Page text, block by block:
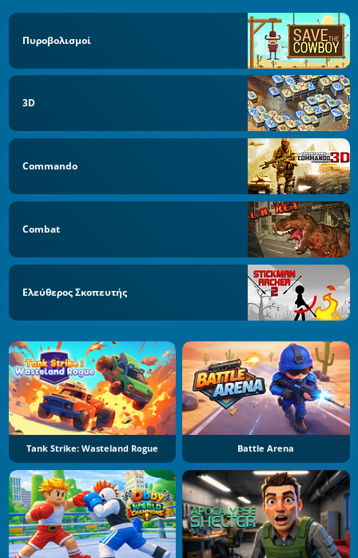
Πυροβολισμοί
3D
Commando
Combat
Ελεύθερος Σκοπευτής
Tank Strike: Wasteland Rogue Battle Arena